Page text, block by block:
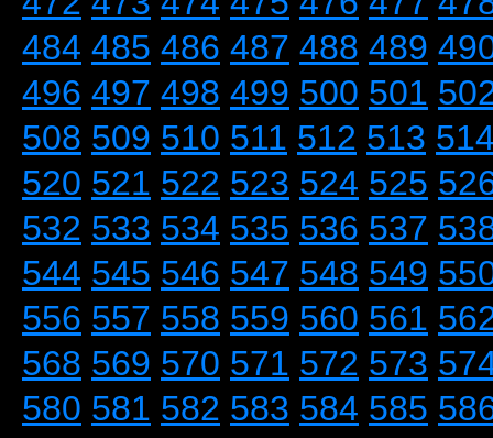
484 485 486 487 488 489
496 497 498 499 500 501
508 509 510 511 512 513
520 521 522 523 524 525
532 533 534 535 536 537
544 545 546 547 548 549
556 557 558 559 560 561
568 569 570 571 572 573
580 581 582 583 584 585